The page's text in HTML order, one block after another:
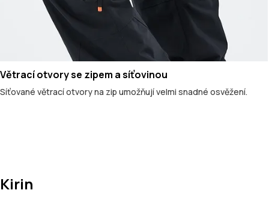
Větrací otvory se zipem a síťovinou
Síťované větrací otvory na zip umožňují velmi snadné osvěžení.
Kirin